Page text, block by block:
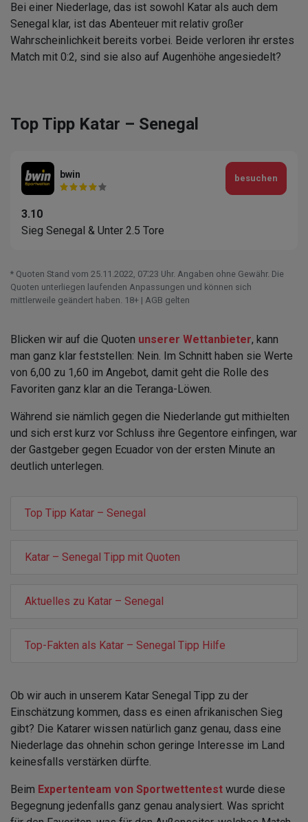
Bei einer Niederlage, das ist sowohl Katar als auch dem
Senegal klar, ist das Abenteuer mit relativ großer
Wahrscheinlichkeit bereits vorbei. Beide verloren ihr erstes
Match mit 0:2, sind sie also auf Augenhöhe angesiedelt?
Top Tipp Katar – Senegal
bwin
3.10
Sieg Senegal & Unter 2.5 Tore
besuchen
* Quoten Stand vom 25.11.2022‚ 07⁚23 Uhr. Angaben ohne Gewähr. Die
Quoten unterliegen laufenden Anpassungen und können sich
mittlerweile geändert haben. 18+ | AGB gelten
Blicken wir auf die Quoten unserer Wettanbieter, kann
man ganz klar feststellen: Nein. Im Schnitt haben sie Werte
von 6,00 zu 1,60 im Angebot, damit geht die Rolle des
Favoriten ganz klar an die Teranga-Löwen.
Während sie nämlich gegen die Niederlande gut mithielten
und sich erst kurz vor Schluss ihre Gegentore einfingen, war
der Gastgeber gegen Ecuador von der ersten Minute an
deutlich unterlegen.
Top Tipp Katar – Senegal
Katar – Senegal Tipp mit Quoten
Aktuelles zu Katar – Senegal
Top-Fakten als Katar – Senegal Tipp Hilfe
Ob wir auch in unserem Katar Senegal Tipp zu der
Einschätzung kommen, dass es einen afrikanischen Sieg
gibt? Die Katarer wissen natürlich ganz genau, dass eine
Niederlage das ohnehin schon geringe Interesse im Land
keinesfalls verstärken dürfte.
Beim Expertenteam von Sportwettentest wurde diese
Begegnung jedenfalls ganz genau analysiert. Was spricht